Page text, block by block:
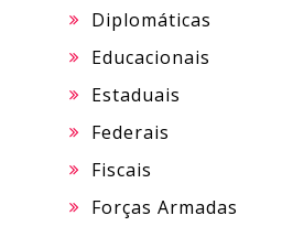
Diplomáticas
Educacionais
Estaduais
Federais
Fiscais
Forças Armadas